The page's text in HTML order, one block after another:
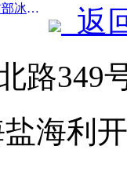
前一篇：黑龙江七台河出台全国首部冰雪产业法规，鼓励“AI+冰雪”
返
路349
盐海